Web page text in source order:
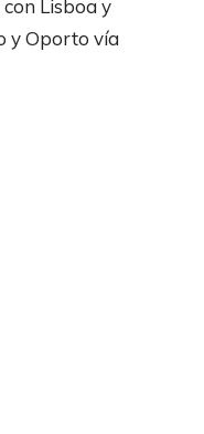
Lisboa y
y Oporto vía